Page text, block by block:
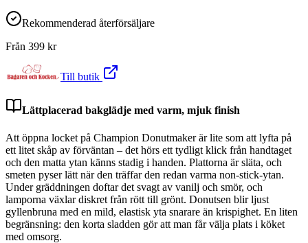
Rekommenderad återförsäljare
Från 399 kr
Till butik
Lättplacerad bakglädje med varm, mjuk finish
Att öppna locket på Champion Donutmaker är lite som att lyfta på
ett litet skåp av förväntan – det hörs ett tydligt klick från handtaget
och den matta ytan känns stadig i handen. Plattorna är släta, och
smeten pyser lätt när den träffar den redan varma non-stick-ytan.
Under gräddningen doftar det svagt av vanilj och smör, och
lamporna växlar diskret från rött till grönt. Donutsen blir ljust
gyllenbruna med en mild, elastisk yta snarare än krispighet. En liten
begränsning: den korta sladden gör att man får välja plats i köket
med omsorg.